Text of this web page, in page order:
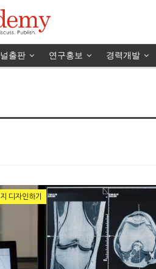
출판 연구홍보 경력개발
디자인하기